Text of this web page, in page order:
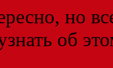
но
об